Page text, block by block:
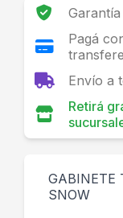
Pagá
Envío a
Retirá
GABINETE
SNOW